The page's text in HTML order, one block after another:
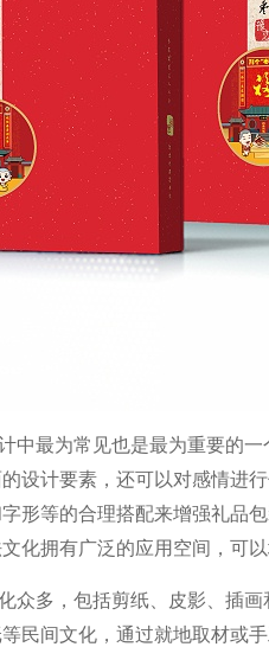
中最为常见也是最为重要的
设计要素，还可以对感情进
形等的合理搭配来增强礼品
化拥有广泛的应用空间，可
众多，包括剪纸、皮影、插
民间文化，通过就地取材或